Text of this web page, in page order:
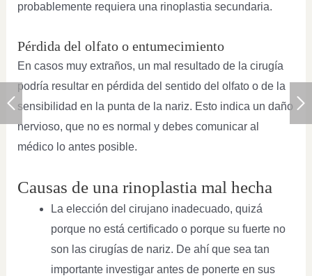
probablemente requiera una rinoplastia secundaria.
Pérdida del olfato o entumecimiento
En casos muy extraños, un mal resultado de la cirugía
podría resultar en pérdida del sentido del olfato o de la
sensibilidad en la punta de la nariz. Esto indica un daño
nervioso, que no es normal y debes comunicar al
médico lo antes posible.
Causas de una rinoplastia mal hecha
La elección del cirujano inadecuado, quizá
porque no está certificado o porque su fuerte no
son las cirugías de nariz. De ahí que sea tan
importante investigar antes de ponerte en sus